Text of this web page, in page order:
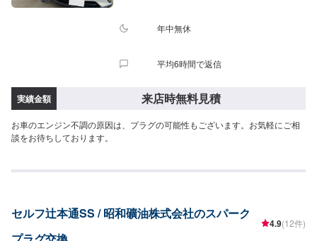
年中無休
平均6時間で返信
実績金額 来店時無料見積
お車のエンジン不調の原因は、プラグの可能性もございます。お気軽にご相
談をお待ちしております。
セルフ辻本通SS / 昭和礦油株式会社のスパーク
4.9(12件)